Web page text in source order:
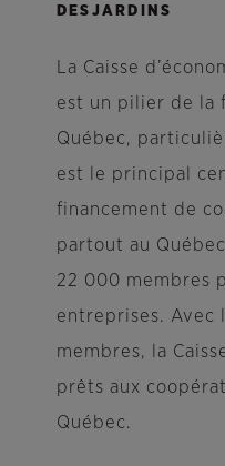
La Caisse
est un pilier de la
Québec,
est le principal
financement de
partout au
22 000 membres
entreprises. Avec
membres, la
prêts aux
Québec.